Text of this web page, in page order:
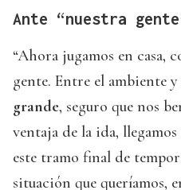
Ante “nuestra
“Ahora jugamos en casa,
gente. Entre el ambiente y
grande, seguro que nos
ventaja de la ida,
este tramo final de
situación que queríamos,